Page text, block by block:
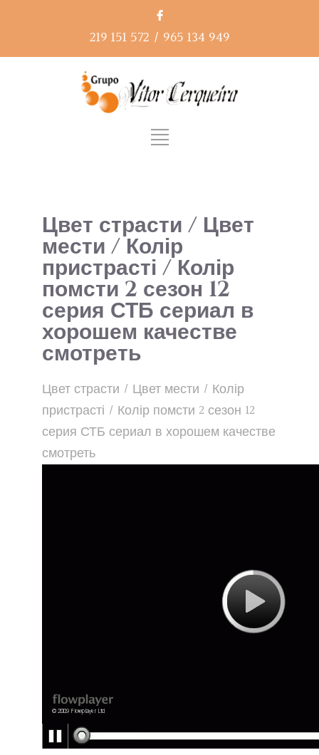
219 151 572 / 965 134 949
Цвет страсти / Цвет
мести / Колір
пристрасті / Колір
помсти 2 сезон 12
серия СТБ сериал в
хорошем качестве
смотреть
Цвет страсти / Цвет мести / Колір
пристрасті / Колір помсти 2 сезон 12
серия СТБ сериал в хорошем качестве
смотреть